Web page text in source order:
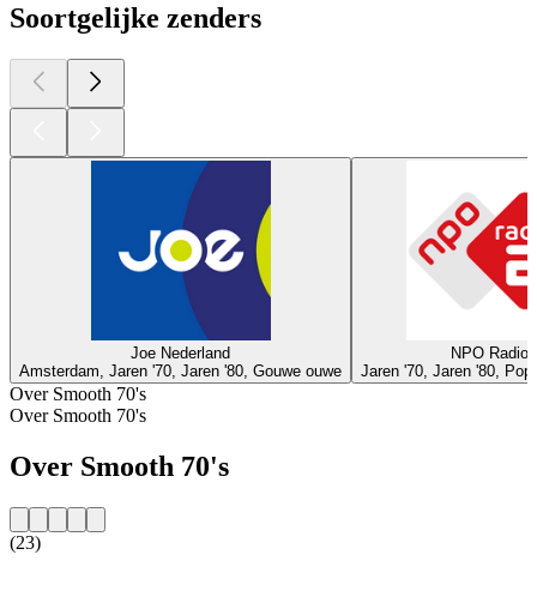
Soortgelijke zenders
Joe Nederland
Amsterdam, Jaren '70, Jaren '80, Gouwe ouwe
NPO Radio
Jaren '70, Jaren '80,
Over Smooth 70's
Over Smooth 70's
Over Smooth 70's
(23)